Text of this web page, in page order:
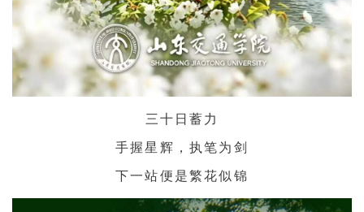
三十日蓄力
手握星辉，执笔为剑
下一站便是繁花似锦